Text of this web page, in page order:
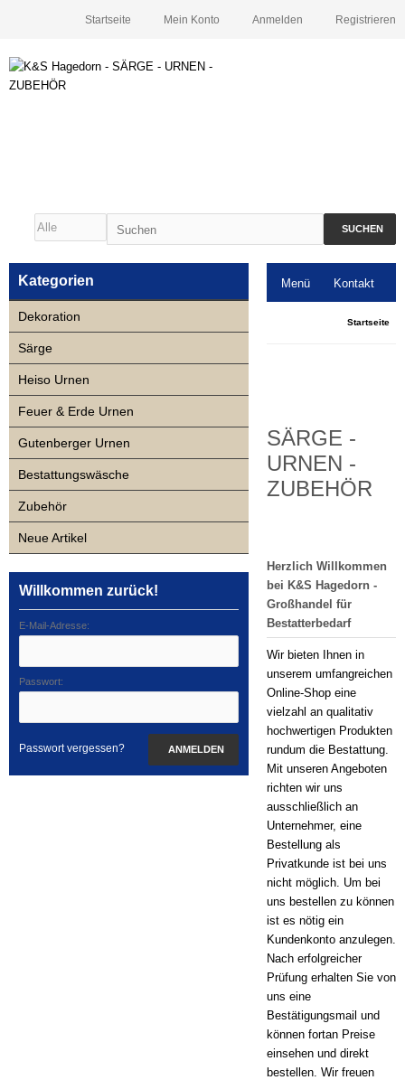
Registrieren
Anmelden
Mein Konto
Startseite
SUCHEN
Menü Kontakt
Startseite
SÄRGE -
URNEN -
ZUBEHÖR
Herzlich Willkommen
bei K&S Hagedorn -
Großhandel für
Bestatterbedarf
Wir bieten Ihnen in
unserem umfangreichen
Online-Shop eine
vielzahl an qualitativ
hochwertigen Produkten
rundum die Bestattung.
Mit unseren Angeboten
richten wir uns
ausschließlich an
Unternehmer, eine
Bestellung als
Privatkunde ist bei uns
nicht möglich. Um bei
uns bestellen zu können
ist es nötig ein
Kundenkonto anzulegen.
Nach erfolgreicher
Prüfung erhalten Sie von
uns eine
Bestätigungsmail und
können fortan Preise
einsehen und direkt
bestellen. Wir freuen
Kategorien
Dekoration
Särge
Heiso Urnen
Feuer & Erde Urnen
Gutenberger Urnen
Bestattungswäsche
Zubehör
Neue Artikel
Willkommen zurück!
E-Mail-Adresse:
Passwort:
Passwort vergessen? ANMELDEN